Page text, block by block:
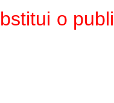
o